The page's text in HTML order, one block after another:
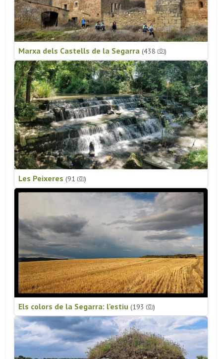
Marxa dels Castells de la Segarra (438 )
Les Peixeres (91 )
Els colors de la Segarra: l'estiu (193 )